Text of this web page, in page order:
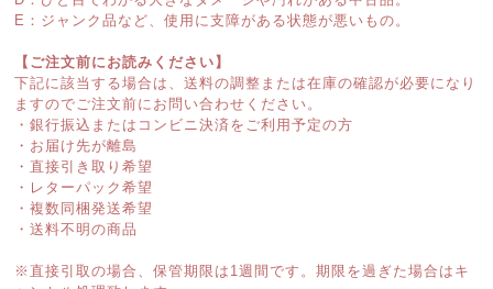
E：ジャンク品など、使用に支障がある状態が悪いもの。
【ご注文前にお読みください】
下記に該当する場合は、送料の調整または在庫の確認が必要になり
ますのでご注文前にお問い合わせください。
・銀行振込またはコンビニ決済をご利用予定の方
・お届け先が離島
・直接引き取り希望
・レターパック希望
・複数同梱発送希望
・送料不明の商品
※直接引取の場合、保管期限は1週間です。期限を過ぎた場合はキ